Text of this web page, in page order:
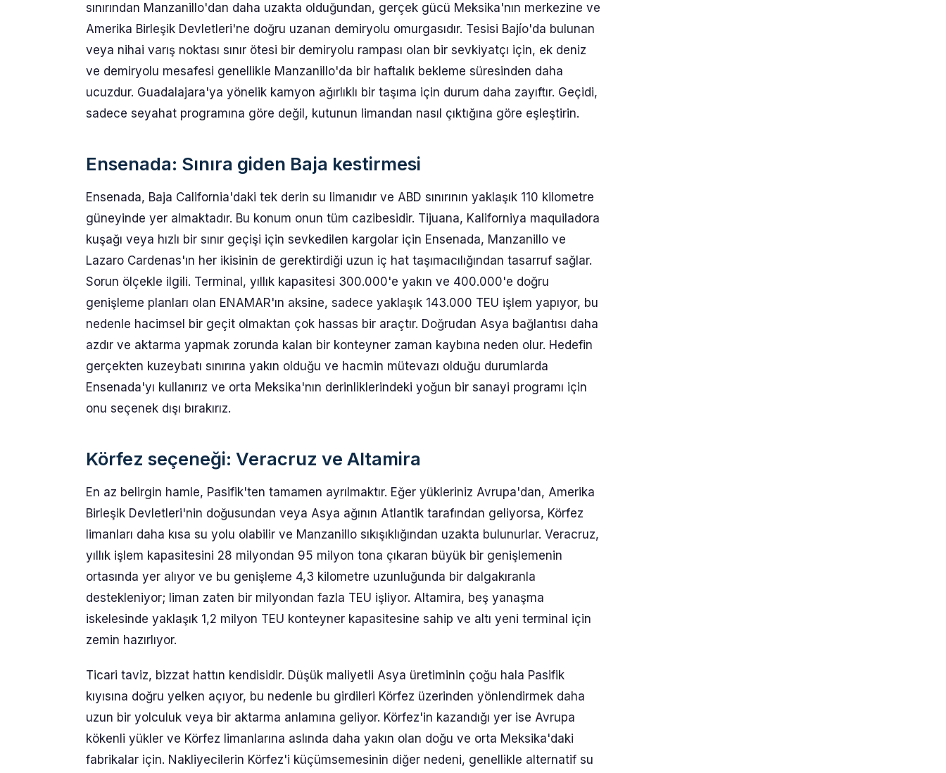
sınırından Manzanillo'dan daha uzakta olduğundan, gerçek gücü Meksika'nın merkezine ve
Amerika Birleşik Devletleri'ne doğru uzanan demiryolu omurgasıdır. Tesisi Bajío'da bulunan
veya nihai varış noktası sınır ötesi bir demiryolu rampası olan bir sevkiyatçı için, ek deniz
ve demiryolu mesafesi genellikle Manzanillo'da bir haftalık bekleme süresinden daha
ucuzdur. Guadalajara'ya yönelik kamyon ağırlıklı bir taşıma için durum daha zayıftır. Geçidi,
sadece seyahat programına göre değil, kutunun limandan nasıl çıktığına göre eşleştirin.
Ensenada: Sınıra giden Baja kestirmesi
Ensenada, Baja California'daki tek derin su limanıdır ve ABD sınırının yaklaşık 110 kilometre
güneyinde yer almaktadır. Bu konum onun tüm cazibesidir. Tijuana, Kaliforniya maquiladora
kuşağı veya hızlı bir sınır geçişi için sevkedilen kargolar için Ensenada, Manzanillo ve
Lazaro Cardenas'ın her ikisinin de gerektirdiği uzun iç hat taşımacılığından tasarruf sağlar.
Sorun ölçekle ilgili. Terminal, yıllık kapasitesi 300.000'e yakın ve 400.000'e doğru
genişleme planları olan ENAMAR'ın aksine, sadece yaklaşık 143.000 TEU işlem yapıyor, bu
nedenle hacimsel bir geçit olmaktan çok hassas bir araçtır. Doğrudan Asya bağlantısı daha
azdır ve aktarma yapmak zorunda kalan bir konteyner zaman kaybına neden olur. Hedefin
gerçekten kuzeybatı sınırına yakın olduğu ve hacmin mütevazı olduğu durumlarda
Ensenada'yı kullanırız ve orta Meksika'nın derinliklerindeki yoğun bir sanayi programı için
onu seçenek dışı bırakırız.
Körfez seçeneği: Veracruz ve Altamira
En az belirgin hamle, Pasifik'ten tamamen ayrılmaktır. Eğer yükleriniz Avrupa'dan, Amerika
Birleşik Devletleri'nin doğusundan veya Asya ağının Atlantik tarafından geliyorsa, Körfez
limanları daha kısa su yolu olabilir ve Manzanillo sıkışıklığından uzakta bulunurlar. Veracruz,
yıllık işlem kapasitesini 28 milyondan 95 milyon tona çıkaran büyük bir genişlemenin
ortasında yer alıyor ve bu genişleme 4,3 kilometre uzunluğunda bir dalgakıranla
destekleniyor; liman zaten bir milyondan fazla TEU işliyor. Altamira, beş yanaşma
iskelesinde yaklaşık 1,2 milyon TEU konteyner kapasitesine sahip ve altı yeni terminal için
zemin hazırlıyor.
Ticari taviz, bizzat hattın kendisidir. Düşük maliyetli Asya üretiminin çoğu hala Pasifik
kıyısına doğru yelken açıyor, bu nedenle bu girdileri Körfez üzerinden yönlendirmek daha
uzun bir yolculuk veya bir aktarma anlamına geliyor. Körfez'in kazandığı yer ise Avrupa
kökenli yükler ve Körfez limanlarına aslında daha yakın olan doğu ve orta Meksika'daki
fabrikalar için. Nakliyecilerin Körfez'i küçümsemesinin diğer nedeni, genellikle alternatif su